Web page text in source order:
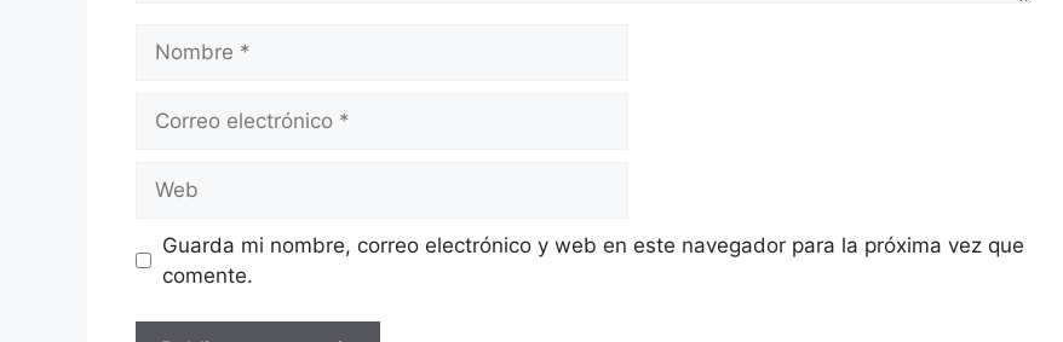
electrónico
Guarda mi nombre, correo electrónico y web en este navegador para la próxima vez que
comente.